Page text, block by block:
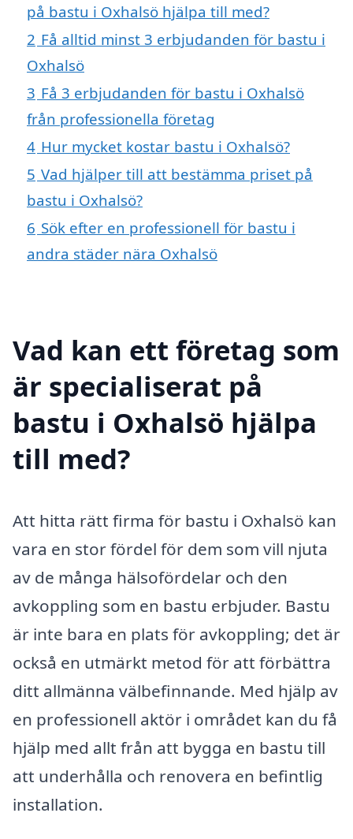
på bastu i Oxhalsö hjälpa till med?
2 Få alltid minst 3 erbjudanden för bastu i
Oxhalsö
3 Få 3 erbjudanden för bastu i Oxhalsö
från professionella företag
4 Hur mycket kostar bastu i Oxhalsö?
5 Vad hjälper till att bestämma priset på
bastu i Oxhalsö?
6 Sök efter en professionell för bastu i
andra städer nära Oxhalsö
Vad kan ett företag som
är specialiserat på
bastu i Oxhalsö hjälpa
till med?
Att hitta rätt firma för bastu i Oxhalsö kan
vara en stor fördel för dem som vill njuta
av de många hälsofördelar och den
avkoppling som en bastu erbjuder. Bastu
är inte bara en plats för avkoppling; det är
också en utmärkt metod för att förbättra
ditt allmänna välbefinnande. Med hjälp av
en professionell aktör i området kan du få
hjälp med allt från att bygga en bastu till
att underhålla och renovera en befintlig
installation.